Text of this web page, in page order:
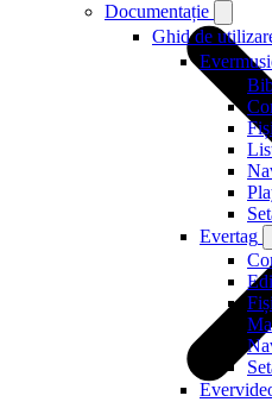
Documentație
Ghid de
Evertag